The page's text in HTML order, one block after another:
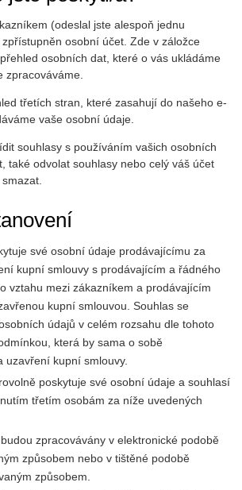
(odeslal jste alespoň jednu
osobní účet. Zde v záložce
osobních dat, které o vás ukládáme
zpracováváme.
třetích stran, které zasahují do našeho e-
vaše osobní údaje.
souhlasy s používáním vašich osobních
také odvolat souhlasy nebo celý váš účet
své osobní údaje prodávajícímu za
kupní smlouvy s prodávajícím a řádného
vztahu mezi zákazníkem a prodávajícím
kupní smlouvou. Souhlas se
údajů v celém rozsahu dle tohoto
která by sama o sobě
uzavření kupní smlouvy.
poskytuje své osobní údaje a souhlasí
třetím osobám za níže uvedených
zpracovávány v elektronické podobě
způsobem nebo v tištěné podobě
způsobem.